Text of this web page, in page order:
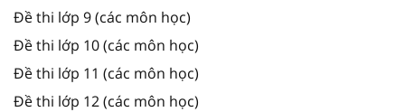
Đề thi lớp 9 (các môn học)
Đề thi lớp 10 (các môn học)
Đề thi lớp 11 (các môn học)
Đề thi lớp 12 (các môn học)